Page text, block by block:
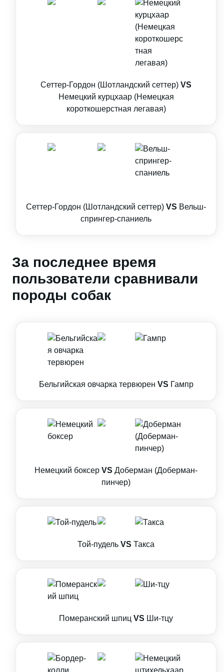
Сеттер-Гордон (Шотландский сеттер) VS
Немецкий курцхаар (Немецкая
короткошерстная легавая)
Сеттер-Гордон (Шотландский сеттер) VS Вельш-
спрингер-спаниель
За последнее время
пользователи сравнивали
породы собак
Бельгийская овчарка тервюрен VS Гампр
Немецкий боксер VS Доберман (Доберман-
пинчер)
Той-пудель VS Такса
Померанский шпиц VS Ши-тцу